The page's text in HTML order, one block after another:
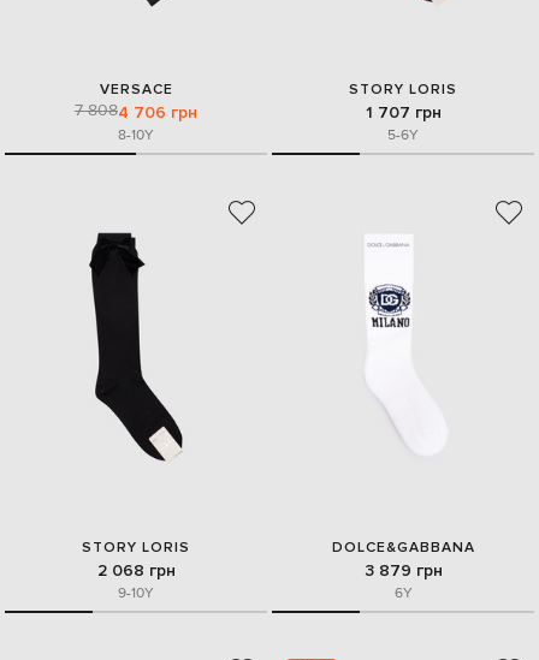
VERSACE
7 8084 706 грн
8-10Y
STORY LORIS
1 707 грн
5-6Y
STORY LORIS
2 068 грн
9-10Y
DOLCE&GABBANA
3 879 грн
6Y